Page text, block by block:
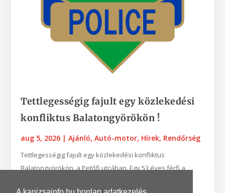
Tettlegességig fajult egy közlekedési
konfliktus Balatongyörökön !
aug 5, 2026 |Ajánló,Autó-motor, Hírek, Rendőrség
Tettlegességig fajult egy közlekedési konfliktus
Balatongyörökön, a Petőfi utcában. Egy 53 éves férfi a